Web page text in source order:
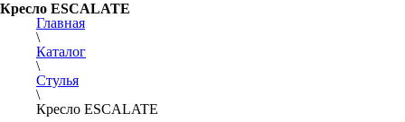
Кресло ESCALATE
Главная
\
Каталог
\
Стулья
\
Кресло ESCALATE